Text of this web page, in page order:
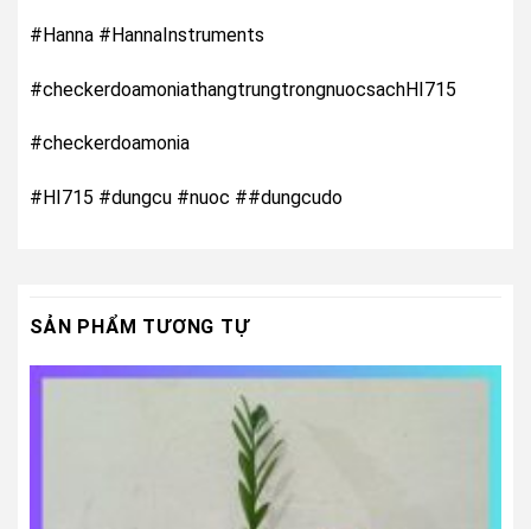
#Hanna #HannaInstruments
#checkerdoamoniathangtrungtrongnuocsachHI715
#checkerdoamonia
#HI715 #dungcu #nuoc ##dungcudo
SẢN PHẨM TƯƠNG TỰ